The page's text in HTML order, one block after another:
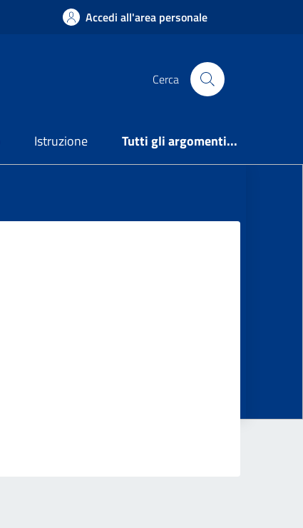
Accedi all'area personale
Cerca
Istruzione Tutti gli argomenti...